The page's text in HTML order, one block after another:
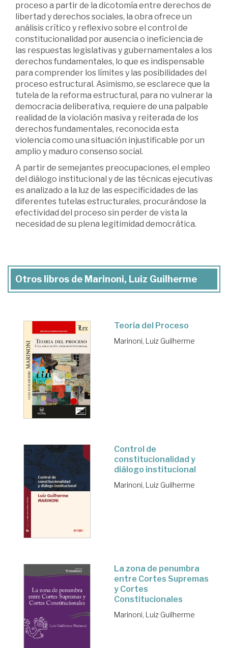
proceso a partir de la dicotomía entre derechos de
libertad y derechos sociales, la obra ofrece un
análisis crítico y reflexivo sobre el control de
constitucionalidad por ausencia o ineficiencia de
las respuestas legislativas y gubernamentales a los
derechos fundamentales, lo que es indispensable
para comprender los límites y las posibilidades del
proceso estructural. Asimismo, se esclarece que la
tutela de la reforma estructural, para no vulnerar la
democracia deliberativa, requiere de una palpable
realidad de la violación masiva y reiterada de los
derechos fundamentales, reconocida esta
violencia como una situación injustificable por un
amplio y maduro consenso social.
A partir de semejantes preocupaciones, el empleo
del diálogo institucional y de las técnicas ejecutivas
es analizado a la luz de las especificidades de las
diferentes tutelas estructurales, procurándose la
efectividad del proceso sin perder de vista la
necesidad de su plena legitimidad democrática.
Otros libros de Marinoni, Luiz Guilherme
Teoría del Proceso
Marinoni, Luiz Guilherme
Control de
constitucionalidad y
diálogo institucional
Marinoni, Luiz Guilherme
La zona de penumbra
entre Cortes Supremas
y Cortes
Constitucionales
Marinoni, Luiz Guilherme